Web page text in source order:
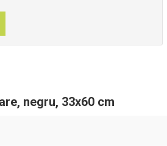
negru, 33x60 cm